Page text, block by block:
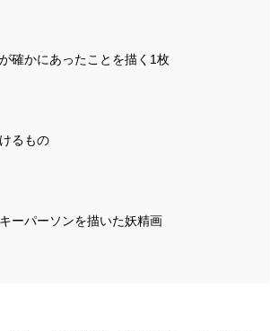
確かにあったことを描く1枚
るもの
ーパーソンを描いた妖精画